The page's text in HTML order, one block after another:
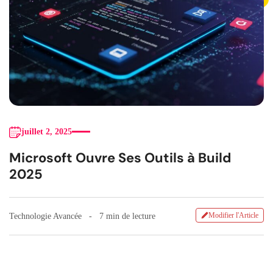
juillet 2, 2025
Microsoft Ouvre Ses Outils à Build
2025
Technologie Avancée 7 min de lecture Modifier l'Article